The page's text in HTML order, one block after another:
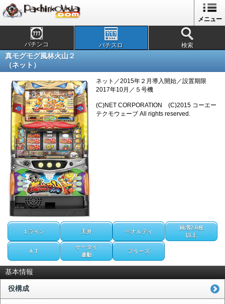
メニュー
パチンコ パチスロ 検索
真モグモグ風林火山２
（ネット）
ネット／2015年２月導入開始／設置期限
2017年10月／５号機
(C)NET CORPORATION (C)2015 コーエー
テクモウェーブ All rights reserved.
１ライン 天井 ペナルティ
純増2.0枚
以上
ＡＴ
ケータイ
連動
フリーズ
基本情報
役構成